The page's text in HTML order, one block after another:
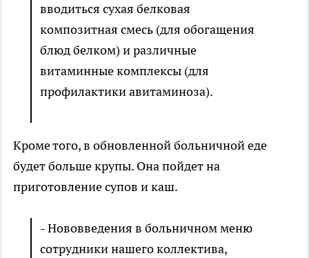
вводиться сухая белковая
композитная смесь (для обогащения
блюд белком) и различные
витаминные комплексы (для
профилактики авитаминоза).
Кроме того, в обновленной больничной еде
будет больше крупы. Она пойдет на
приготовление супов и каш.
- Нововведения в больничном меню
сотрудники нашего коллектива,